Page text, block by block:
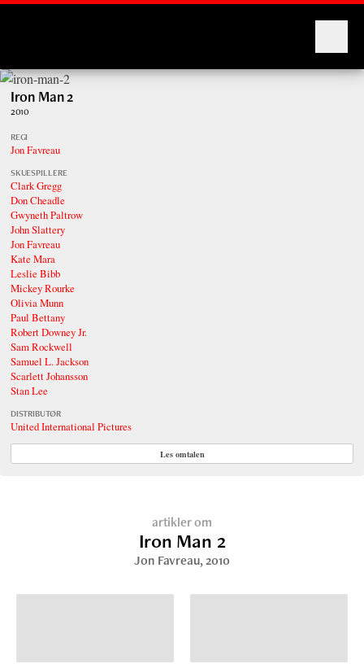
Iron Man 2
2010
REGI
Jon Favreau
SKUESPILLERE
Clark Gregg
Don Cheadle
Gwyneth Paltrow
John Slattery
Jon Favreau
Kate Mara
Leslie Bibb
Mickey Rourke
Olivia Munn
Paul Bettany
Robert Downey Jr.
Sam Rockwell
Samuel L. Jackson
Scarlett Johansson
Stan Lee
DISTRIBUTØR
United International Pictures
Les omtalen
artikler om
Iron Man 2
Jon Favreau, 2010